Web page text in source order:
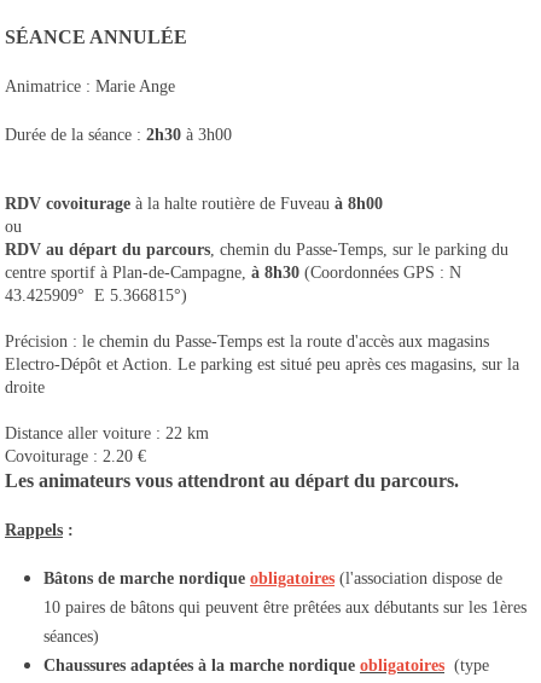
SÉANCE ANNULÉE
Animatrice : Marie Ange
Durée de la séance : 2h30 à 3h00
RDV covoiturage à la halte routière de Fuveau à 8h00
ou
RDV au départ du parcours , chemin du Passe-Temps, sur le parking du
centre sportif à Plan-de-Campagne, à 8h30 (Coordonnées GPS : N
43.425909° E 5.366815°)
Précision : le chemin du Passe-Temps est la route d'accès aux magasins
Electro-Dépôt et Action. Le parking est situé peu après ces magasins, sur la
droite
Distance aller voiture : 22 km
Covoiturage : 2.20 €
Les animateurs vous attendront au départ du parcours.
Rappels :
Bâtons de marche nordique obligatoires (l'association dispose de
10 paires de bâtons qui peuvent être prêtées aux débutants sur les 1ères
séances)
Chaussures adaptées à la marche nordique obligatoires (type